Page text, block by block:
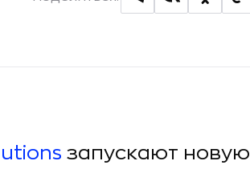
запускают новую